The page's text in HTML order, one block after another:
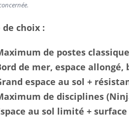
de choix :
de postes
de mer, espace
espace au sol +
de disciplines
au sol limité +